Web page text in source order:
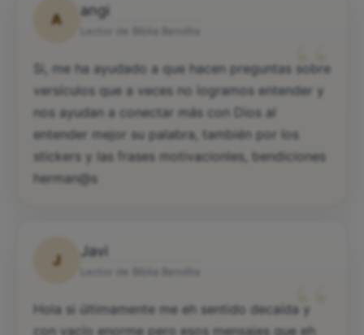
A
angi
“
Si, me ha ayudado a que hacen preguntas sobre
versículos que a veces no logramos entender y
nos ayudan a conectar más con Dios al
entender mejor su palabra, también por los
stickers y las frases motivacionles, bendiciones
herman@s
J
Javi
“
Hola si últimamente me eh sentido decaída y
con vacío enorme pero esos mensajes que eh